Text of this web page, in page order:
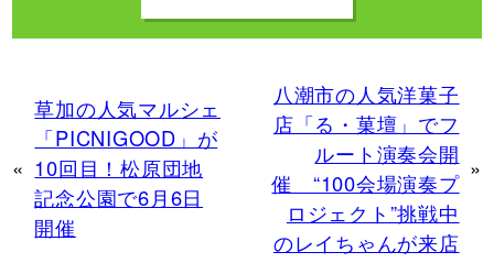
«
草加の人気マルシェ
「PICNIGOOD」が
10回目！松原団地
記念公園で6月6日
開催
八潮市の人気洋菓子
店「る・菓壇」でフ
ルート演奏会開
催 “100会場演奏プ
ロジェクト”挑戦中
のレイちゃんが来店
»